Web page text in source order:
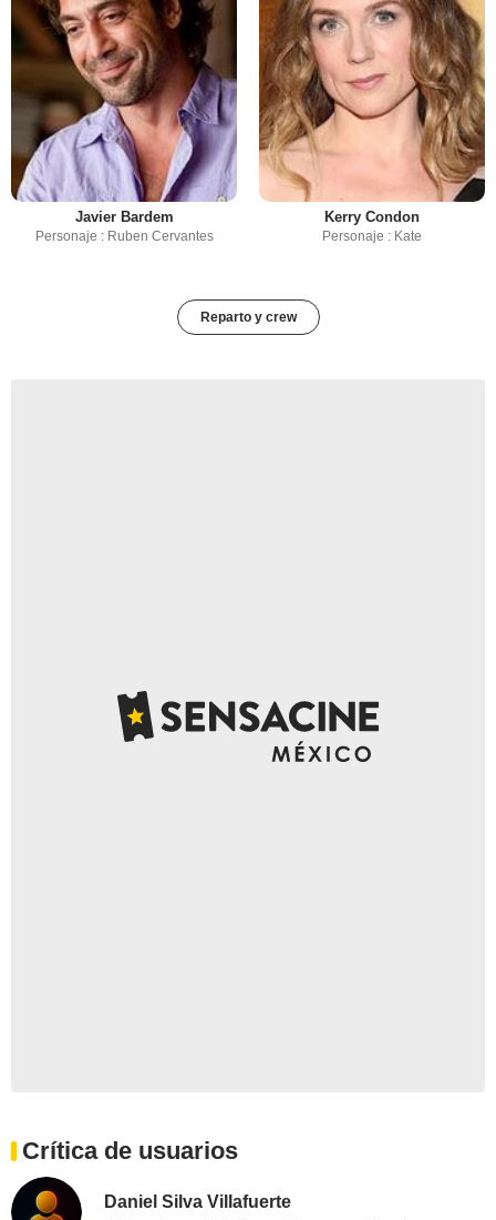
Javier Bardem
Personaje : Ruben Cervantes
Kerry Condon
Personaje : Kate
Reparto y crew
Crítica de usuarios
Daniel Silva Villafuerte